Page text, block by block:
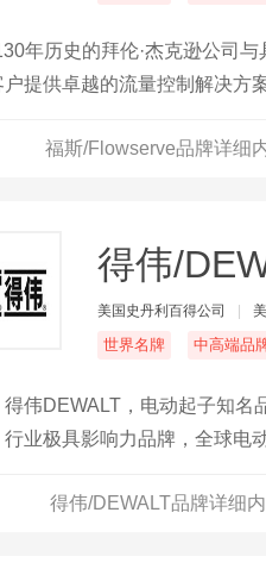
年历史的拜伦·杰克逊公司
提供卓越的流量控制解决
福斯/Flowserve品牌详细
得伟/
美国史丹利百得公司
世界名牌 中高端品
得伟DEWALT，电动起子知
业极具影响力品牌，全球
得伟/DEWALT品牌详细